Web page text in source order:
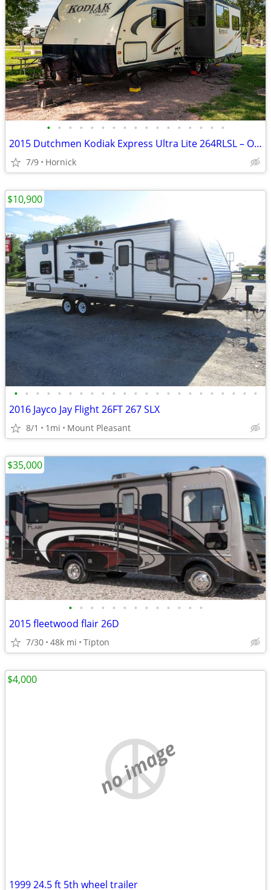
• • • • • • • • • • • • • • • • •
2015 Dutchmen Kodiak Express Ultra Lite 264RLSL – One Owner
7/9 Hornick
• • • • • • • • • • • • • • • • • • • • • • •
2016 Jayco Jay Flight 26FT 267 SLX
8/1 1mi Mount Pleasant
$10,900
• • • • • • • • • • • • •
2015 fleetwood flair 26D
7/30 48k mi Tipton
$35,000
no image
1999 24.5 ft 5th wheel trailer
$4,000